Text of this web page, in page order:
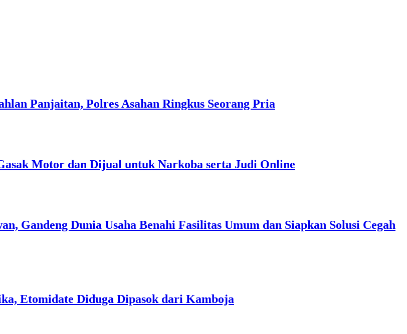
Panjaitan, Polres Asahan Ringkus Seorang Pria
Motor dan Dijual untuk Narkoba serta Judi Online
Gandeng Dunia Usaha Benahi Fasilitas Umum dan Siapkan Solusi Cegah
Etomidate Diduga Dipasok dari Kamboja